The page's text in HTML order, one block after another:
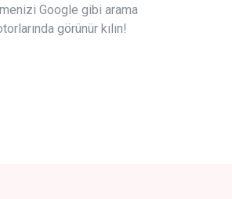
Google gibi arama
görünür kılın!